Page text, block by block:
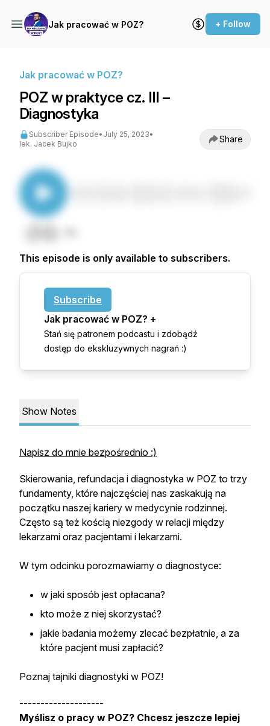
Jak pracować w POZ? + Follow
Jak pracować w POZ?
POZ w praktyce cz. III –
Diagnostyka
Subscriber Episode• July 25, 2023•
lek. Jacek Bujko
Share
This episode is only available to subscribers.
Subscribe
Jak pracować w POZ? +
Stań się patronem podcastu i zdobądź
dostęp do ekskluzywnych nagrań :)
Show Notes
Napisz do mnie bezpośrednio :)
Skierowania, refundacja i diagnostyka w POZ to trzy
fundamenty, które najczęściej nas zaskakują na
początku naszej kariery w medycynie rodzinnej.
Często są też kością niezgody w relacji między
lekarzami oraz pacjentami i lekarzami.
W tym odcinku porozmawiamy o diagnostyce:
w jaki sposób jest opłacana?
kto może z niej skorzystać?
jakie badania możemy zlecać bezpłatnie, a za
które pacjent musi zapłacić?
Poznaj tajniki diagnostyki w POZ!
--------------------
Myślisz o pracy w POZ? Chcesz jeszcze lepiej